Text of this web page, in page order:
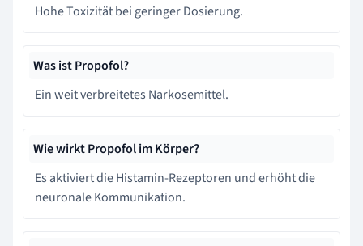
Hohe Toxizität bei geringer Dosierung.
Was ist Propofol?
Ein weit verbreitetes Narkosemittel.
Wie wirkt Propofol im Körper?
Es aktiviert die Histamin-Rezeptoren und erhöht die
neuronale Kommunikation.